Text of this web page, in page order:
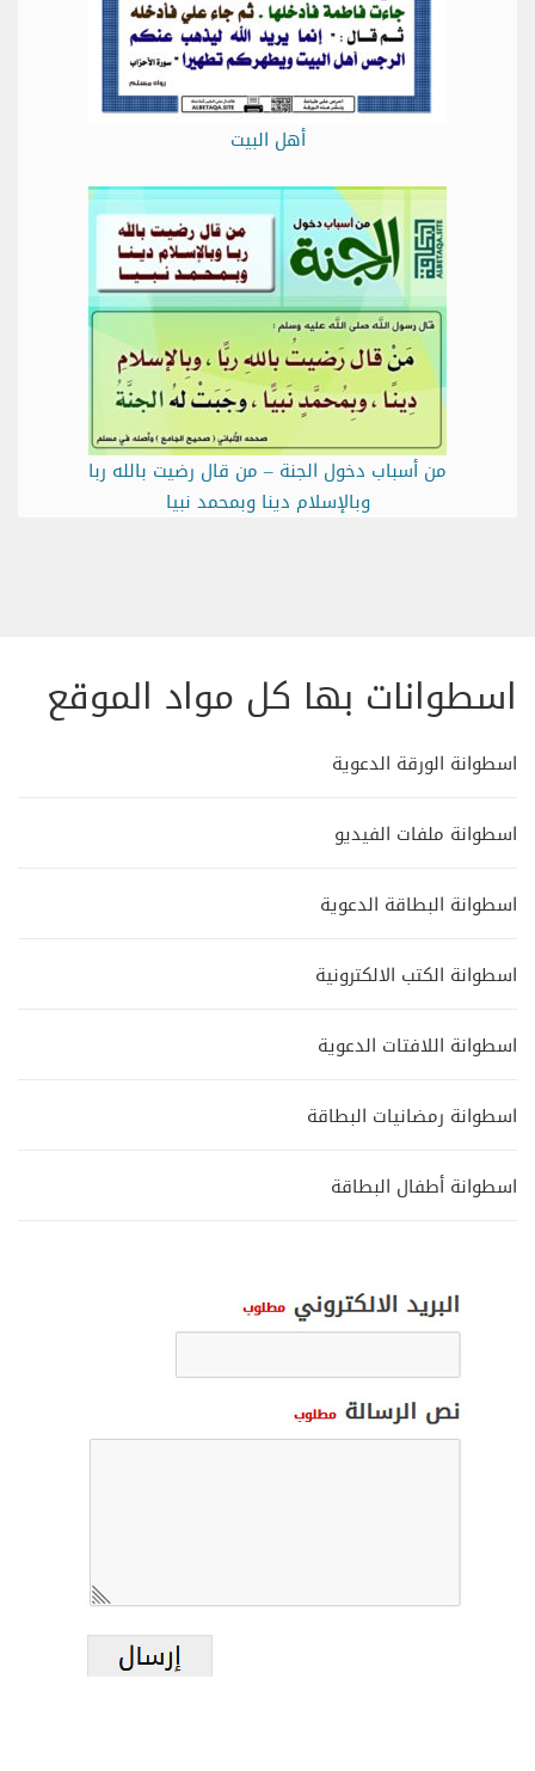
أهل البيت
من أسباب دخول الجنة – من قال رضيت بالله ربا
وبالإسلام دينا وبمحمد نبيا
اسطوانات بها كل مواد الموقع
اسطوانة الورقة الدعوية
اسطوانة ملفات الفيديو
اسطوانة البطاقة الدعوية
اسطوانة الكتب الالكترونية
اسطوانة اللافتات الدعوية
اسطوانة رمضانيات البطاقة
اسطوانة أطفال البطاقة